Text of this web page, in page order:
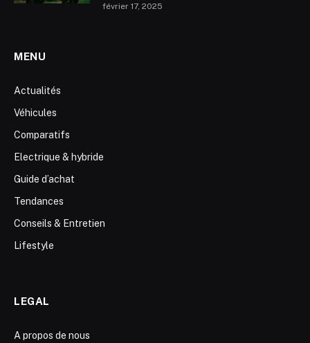
février 17, 2025
MENU
Actualités
Véhicules
Comparatifs
Electrique & hybride
Guide d’achat
Tendances
Conseils & Entretien
Lifestyle
LEGAL
A propos de nous